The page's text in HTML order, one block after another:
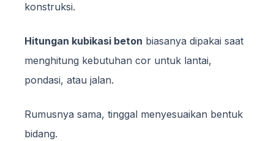
konstruksi.
Hitungan kubikasi beton biasanya dipakai saat
menghitung kebutuhan cor untuk lantai,
pondasi, atau jalan.
Rumusnya sama, tinggal menyesuaikan bentuk
bidang.